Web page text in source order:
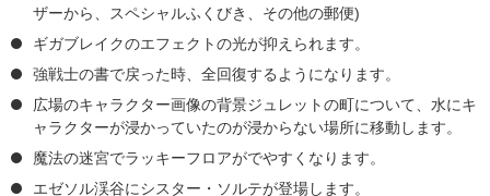
ザーから、スペシャルふくびき、その他の郵便)
ギガブレイクのエフェクトの光が抑えられます。
強戦士の書で戻った時、全回復するようになります。
広場のキャラクター画像の背景ジュレットの町について、水にキ
ャラクターが浸かっていたのが浸からない場所に移動します。
魔法の迷宮でラッキーフロアがでやすくなります。
エゼソル渓谷にシスター・ソルテが登場します。